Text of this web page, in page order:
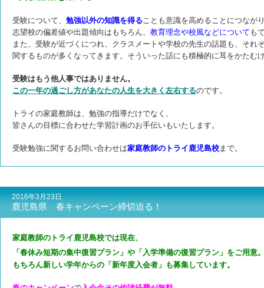
受験について、 勉強以外の知識を得ることも意識を高めることにつなが
志望校の偏差値や出題傾向はもちろん、 教育理念や校風などについて も
また、受験が近づくにつれ、クラスメートや学校の先生の話題も、それ
関するものが多くなってきます。そういった話にも積極的に耳をかたむ
受験はもう他人事ではありません。
この一年の過ごし方があなたの人生を大きく左右するのです。
トライの家庭教師は、勉強の指導だけでなく、
皆さんの目標に合わせた学習計画のお手伝いもいたします。
受験勉強に関するお問い合わせは家庭教師のトライ鹿児島校まで。
2016年3月23日
鹿児島県 春キャンペーン締切迫る！
家庭教師のトライ鹿児島校では現在、
「春休み短期の集中復習プラン」や「入学準備の復習プラン」をご用意
もちろん新しい学年からの「新年度入会者」 も募集しています。